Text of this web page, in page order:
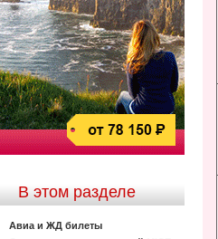
В этом разделе
Авиа и ЖД билеты